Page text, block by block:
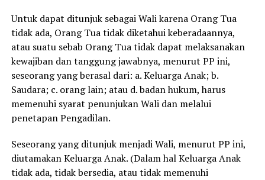
Untuk dapat ditunjuk sebagai Wali karena Orang Tua
tidak ada, Orang Tua tidak diketahui keberadaannya,
atau suatu sebab Orang Tua tidak dapat melaksanakan
kewajiban dan tanggung jawabnya, menurut PP ini,
seseorang yang berasal dari: a. Keluarga Anak; b.
Saudara; c. orang lain; atau d. badan hukum, harus
memenuhi syarat penunjukan Wali dan melalui
penetapan Pengadilan.
Seseorang yang ditunjuk menjadi Wali, menurut PP ini,
diutamakan Keluarga Anak. (Dalam hal Keluarga Anak
tidak ada, tidak bersedia, atau tidak memenuhi